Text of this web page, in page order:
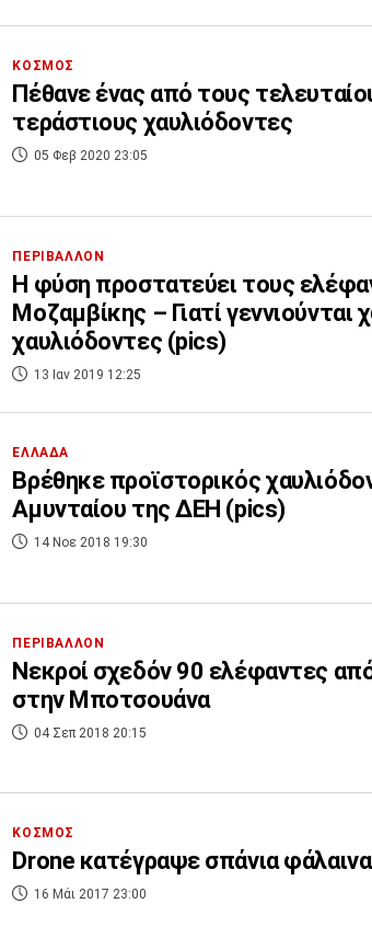
ΚΟΣΜΟΣ
Πέθανε ένας από τους
τεράστιους χαυλιόδοντες
05 Φεβ 2020 23:05
ΠΕΡΙΒΑΛΛΟΝ
Η φύση προστατεύει τους
Μοζαμβίκης – Γιατί γεννιούνται
χαυλιόδοντες (pics)
13 Ιαν 2019 12:25
ΕΛΛΑΔΑ
Βρέθηκε προϊστορικός
Αμυνταίου της ΔΕΗ (pics)
14 Νοε 2018 19:30
ΠΕΡΙΒΑΛΛΟΝ
Νεκροί σχεδόν 90 ελέφαντες
στην Μποτσουάνα
04 Σεπ 2018 20:15
ΚΟΣΜΟΣ
Drone κατέγραψε σπάνια
16 Μάι 2017 23:00